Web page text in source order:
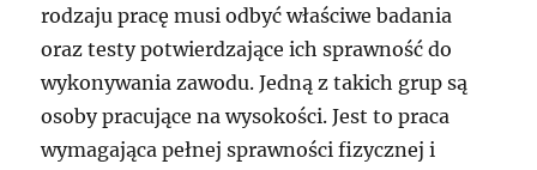
rodzaju pracę musi odbyć właściwe badania
oraz testy potwierdzające ich sprawność do
wykonywania zawodu. Jedną z takich grup są
osoby pracujące na wysokości. Jest to praca
wymagająca pełnej sprawności fizycznej i